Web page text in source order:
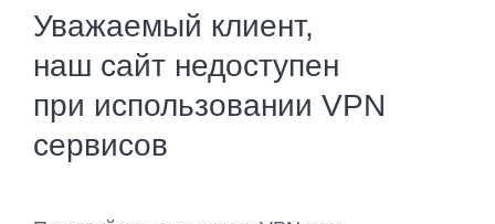
Уважаемый клиент,
наш сайт недоступен
при использовании VPN
сервисов